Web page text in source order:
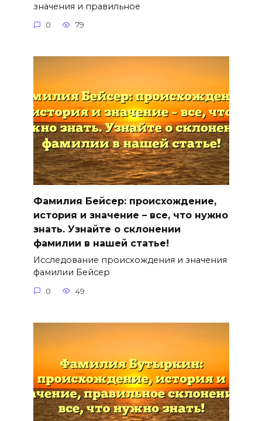
значения и правильное
0 79
Фамилия Бейсер: происхождение,
история и значение – все, что нужно
знать. Узнайте о склонении
фамилии в нашей статье!
Исследование происхождения и значения
фамилии Бейсер
0 49